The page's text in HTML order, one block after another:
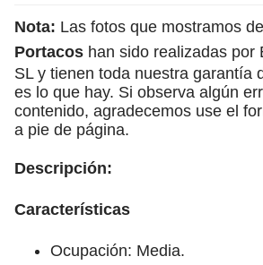
Nota: Las fotos que mostramos de
Portacos han sido realizadas por
SL y tienen toda nuestra garantía
es lo que hay. Si observa algún
contenido, agradecemos use el
a pie de página.
Descripción:
Características
Ocupación: Media.